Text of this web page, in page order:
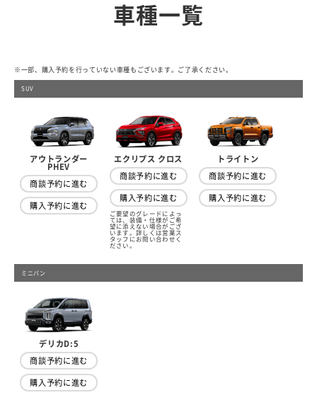
車種一覧
※一部、購入予約を行っていない車種もございます。ご了承ください。
SUV
アウトランダー
PHEV
商談予約に進む
購入予約に進む
エクリプス クロス
商談予約に進む
購入予約に進む
ご要望のグレードによっ
ては、装備・仕様がご希
望に添えない場合がござ
います。詳しくは営業ス
タッフにお問い合わせく
ださい。
トライトン
商談予約に進む
購入予約に進む
ミニバン
デリカD:5
商談予約に進む
購入予約に進む